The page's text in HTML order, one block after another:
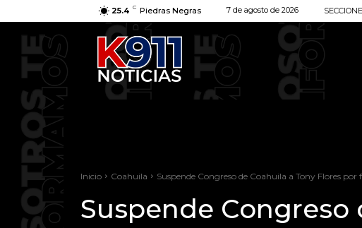
25.4 C Piedras Negras 7 de agosto de 2026
Inicio Coahuila Suspende Congreso de Coahuila a Tony Flores
Suspende Congreso